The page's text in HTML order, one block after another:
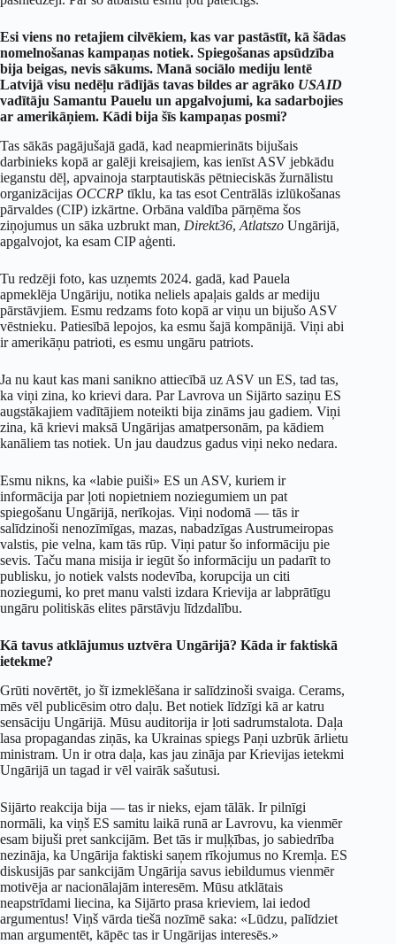
Esi viens no retajiem cilvēkiem, kas var pastāstīt, kā šādas
nomelnošanas kampaņas notiek. Spiegošanas apsūdzība
bija beigas, nevis sākums. Manā sociālo mediju lentē
Latvijā visu nedēļu rādījās tavas bildes ar agrāko USAID
vadītāju Samantu Pauelu un apgalvojumi, ka sadarbojies
ar amerikāņiem. Kādi bija šīs kampaņas posmi?
Tas sākās pagājušajā gadā, kad neapmierināts bijušais
darbinieks kopā ar galēji kreisajiem, kas ienīst ASV jebkādu
ieganstu dēļ, apvainoja starptautiskās pētnieciskās žurnālistu
organizācijas OCCRP tīklu, ka tas esot Centrālās izlūkošanas
pārvaldes (CIP) izkārtne. Orbāna valdība pārņēma šos
ziņojumus un sāka uzbrukt man, Direkt36, Atlatszo Ungārijā,
apgalvojot, ka esam CIP aģenti.
Tu redzēji foto, kas uzņemts 2024. gadā, kad Pauela
apmeklēja Ungāriju, notika neliels apaļais galds ar mediju
pārstāvjiem. Esmu redzams foto kopā ar viņu un bijušo ASV
vēstnieku. Patiesībā lepojos, ka esmu šajā kompānijā. Viņi abi
ir amerikāņu patrioti, es esmu ungāru patriots.
Ja nu kaut kas mani sanikno attiecībā uz ASV un ES, tad tas,
ka viņi zina, ko krievi dara. Par Lavrova un Sijārto saziņu ES
augstākajiem vadītājiem noteikti bija zināms jau gadiem. Viņi
zina, kā krievi maksā Ungārijas amatpersonām, pa kādiem
kanāliem tas notiek. Un jau daudzus gadus viņi neko nedara.
Esmu nikns, ka «labie puiši» ES un ASV, kuriem ir
informācija par ļoti nopietniem noziegumiem un pat
spiegošanu Ungārijā, nerīkojas. Viņi nodomā — tās ir
salīdzinoši nenozīmīgas, mazas, nabadzīgas Austrumeiropas
valstis, pie velna, kam tās rūp. Viņi patur šo informāciju pie
sevis. Taču mana misija ir iegūt šo informāciju un padarīt to
publisku, jo notiek valsts nodevība, korupcija un citi
noziegumi, ko pret manu valsti izdara Krievija ar labprātīgu
ungāru politiskās elites pārstāvju līdzdalību.
Kā tavus atklājumus uztvēra Ungārijā? Kāda ir faktiskā
ietekme?
Grūti novērtēt, jo šī izmeklēšana ir salīdzinoši svaiga. Cerams,
mēs vēl publicēsim otro daļu. Bet notiek līdzīgi kā ar katru
sensāciju Ungārijā. Mūsu auditorija ir ļoti sadrumstalota. Daļa
lasa propagandas ziņās, ka Ukrainas spiegs Paņi uzbrūk ārlietu
ministram. Un ir otra daļa, kas jau zināja par Krievijas ietekmi
Ungārijā un tagad ir vēl vairāk sašutusi.
Sijārto reakcija bija — tas ir nieks, ejam tālāk. Ir pilnīgi
normāli, ka viņš ES samitu laikā runā ar Lavrovu, ka vienmēr
esam bijuši pret sankcijām. Bet tās ir muļķības, jo sabiedrība
nezināja, ka Ungārija faktiski saņem rīkojumus no Kremļa. ES
diskusijās par sankcijām Ungārija savus iebildumus vienmēr
motivēja ar nacionālajām interesēm. Mūsu atklātais
neapstrīdami liecina, ka Sijārto prasa krieviem, lai iedod
argumentus! Viņš vārda tiešā nozīmē saka: «Lūdzu, palīdziet
man argumentēt, kāpēc tas ir Ungārijas interesēs.»